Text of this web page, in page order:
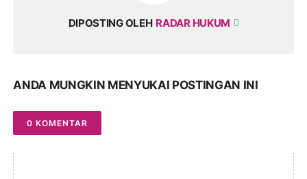
DIPOSTING OLEH RADAR HUKUM
ANDA MUNGKIN MENYUKAI POSTINGAN INI
0 KOMENTAR